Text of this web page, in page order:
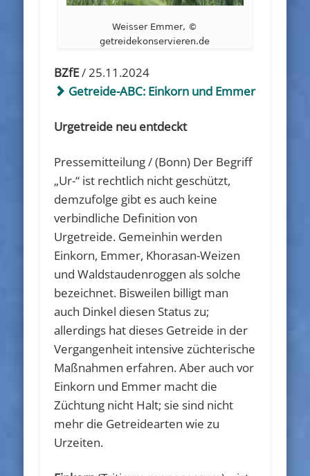
Weisser Emmer, ©
getreidekonservieren.de
BZfE/ 25.11.2024
Getreide-ABC: Einkorn und Emmer
Urgetreide neu entdeckt
Pressemitteilung / (Bonn) Der Begriff
„Ur-“ ist rechtlich nicht geschützt,
demzufolge gibt es auch keine
verbindliche Definition von
Urgetreide. Gemeinhin werden
Einkorn, Emmer, Khorasan-Weizen
und Waldstaudenroggen als solche
bezeichnet. Bisweilen billigt man
auch Dinkel diesen Status zu;
allerdings hat dieses Getreide in der
Vergangenheit intensive züchterische
Maßnahmen erfahren. Aber auch vor
Einkorn und Emmer macht die
Züchtung nicht Halt; sie sind nicht
mehr die Getreidearten wie zu
Urzeiten.